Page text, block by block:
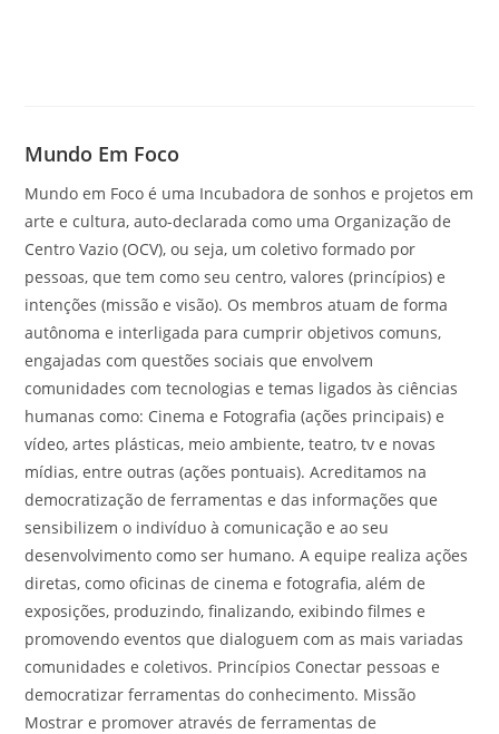
Mundo Em Foco
Mundo em Foco é uma Incubadora de sonhos e projetos em
arte e cultura, auto-declarada como uma Organização de
Centro Vazio (OCV), ou seja, um coletivo formado por
pessoas, que tem como seu centro, valores (princípios) e
intenções (missão e visão). Os membros atuam de forma
autônoma e interligada para cumprir objetivos comuns,
engajadas com questões sociais que envolvem
comunidades com tecnologias e temas ligados às ciências
humanas como: Cinema e Fotografia (ações principais) e
vídeo, artes plásticas, meio ambiente, teatro, tv e novas
mídias, entre outras (ações pontuais). Acreditamos na
democratização de ferramentas e das informações que
sensibilizem o indivíduo à comunicação e ao seu
desenvolvimento como ser humano. A equipe realiza ações
diretas, como oficinas de cinema e fotografia, além de
exposições, produzindo, finalizando, exibindo filmes e
promovendo eventos que dialoguem com as mais variadas
comunidades e coletivos. Princípios Conectar pessoas e
democratizar ferramentas do conhecimento. Missão
Mostrar e promover através de ferramentas de